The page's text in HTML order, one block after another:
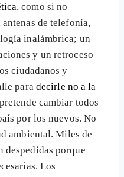
, como si no
de telefonía,
inalámbrica; un
y un retroceso
ciudadanos y
para decirle no a la
cambiar todos
por los nuevos. No
ambiental. Miles de
despedidas porque
Los